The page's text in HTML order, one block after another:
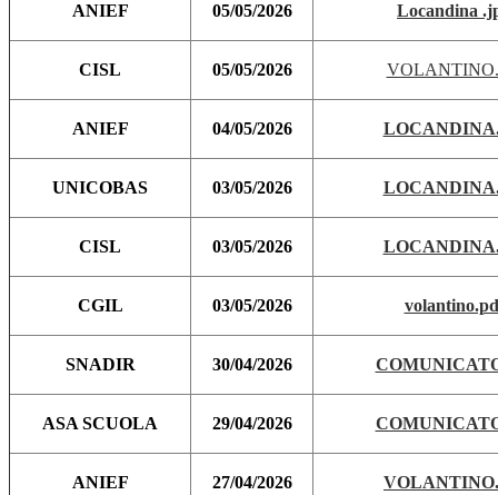
ANIEF 05/05/2026 Locandina
CISL 05/05/2026
ANIEF 04/05/2026
UNICOBAS 03/05/2026
CISL 03/05/2026
CGIL 03/05/2026
SNADIR 30/04/2026
ASA SCUOLA 29/04/2026
ANIEF 27/04/2026